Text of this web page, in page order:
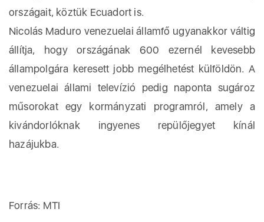
országait, köztük Ecuadort is.
Nicolás Maduro venezuelai államfő ugyanakkor váltig
állítja, hogy országának 600 ezernél kevesebb
állampolgára keresett jobb megélhetést külföldön. A
venezuelai állami televízió pedig naponta sugároz
műsorokat egy kormányzati programról, amely a
kivándorlóknak ingyenes repülőjegyet kínál
hazájukba.
Forrás: MTI